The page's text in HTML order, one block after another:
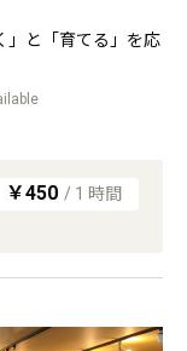
」と「育てる」を応
￥450 / 1 時間